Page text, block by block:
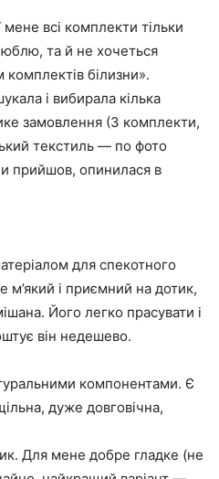
всі комплекти тільки
та й не хочеться
білизни».
і вибирала кілька
замовлення (3 комплекти,
текстиль — по фото
прийшов, опинилася в
для спекотного
м’який і приємний на дотик,
Його легко прасувати і
він недешево.
компонентами. Є
дуже довговічна,
Для мене добре гладке (не